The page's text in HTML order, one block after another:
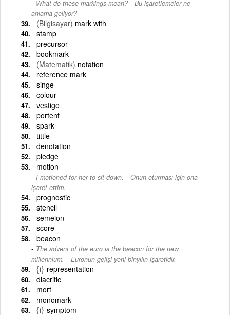
What do these markings mean? - Bu işaretlemeler ne
anlama geliyor?
(Bilgisayar) mark with
stamp
precursor
bookmark
(Matematik) notation
reference mark
singe
colour
vestige
portent
spark
tittle
denotation
pledge
motion
I motioned for her to sit down. - Onun oturması için ona
işaret ettim.
prognostic
stencil
semeion
score
beacon
The advent of the euro is the beacon for the new
millennium. - Euronun gelişi yeni binyılın işaretidir.
{i} representation
diacritic
mort
monomark
{i} symptom